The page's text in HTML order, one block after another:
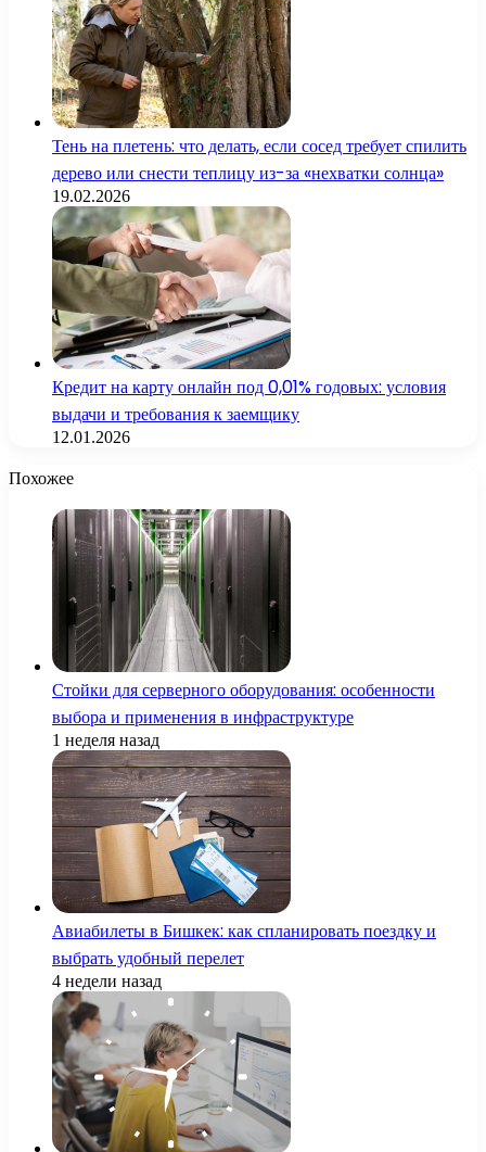
Тень на плетень: что делать, если сосед требует спилить
дерево или снести теплицу из-за «нехватки солнца»
19.02.2026
Кредит на карту онлайн под 0,01% годовых: условия
выдачи и требования к заемщику
12.01.2026
Похожее
Стойки для серверного оборудования: особенности
выбора и применения в инфраструктуре
1 неделя назад
Авиабилеты в Бишкек: как спланировать поездку и
выбрать удобный перелет
4 недели назад